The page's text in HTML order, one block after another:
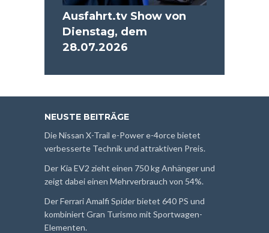
Ausfahrt.tv Show von
Dienstag, dem
28.07.2026
NEUSTE BEITRÄGE
Die Nissan X-Trail e-Power e-4orce bietet
verbesserte Technik und attraktiven Preis.
Der Kia EV2 zieht einen 750 kg Anhänger und
zeigt dabei einen Mehrverbrauch von 54%.
Der Ferrari Amalfi Spider bietet 640 PS und
kombiniert Gran Turismo mit Sportwagen-
Elementen.